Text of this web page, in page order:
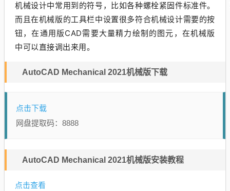
机械设计中常用到的符号，比如各种螺栓紧固件标准件。
而且在机械版的工具栏中设置很多符合机械设计需要的按
钮，在通用版CAD需要大量精力绘制的图元，在机械版
中可以直接调出来用。
AutoCAD Mechanical 2021机械版下载
点击下载
网盘提取码：8888
AutoCAD Mechanical 2021机械版安装教程
点击查看